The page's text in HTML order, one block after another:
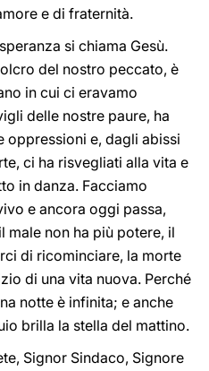
e di fraternità.
si chiama Gesù.
del nostro peccato, è
in cui ci eravamo
delle nostre paure, ha
oppressioni e, dagli abissi
ci ha risvegliati alla vita e
in danza. Facciamo
e ancora oggi passa,
male non ha più potere, il
di ricominciare, la morte
di una vita nuova. Perché
notte è infinita; e anche
brilla la stella del mattino.
Signor Sindaco, Signore